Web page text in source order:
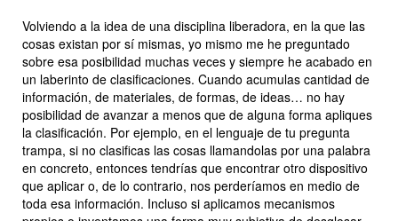
Volviendo a la idea de una disciplina liberadora, en la que las
cosas existan por sí mismas, yo mismo me he preguntado
sobre esa posibilidad muchas veces y siempre he acabado en
un laberinto de clasificaciones. Cuando acumulas cantidad de
información, de materiales, de formas, de ideas… no hay
posibilidad de avanzar a menos que de alguna forma apliques
la clasificación. Por ejemplo, en el lenguaje de tu pregunta
trampa, si no clasificas las cosas llamandolas por una palabra
en concreto, entonces tendrías que encontrar otro dispositivo
que aplicar o, de lo contrario, nos perderíamos en medio de
toda esa información. Incluso si aplicamos mecanismos